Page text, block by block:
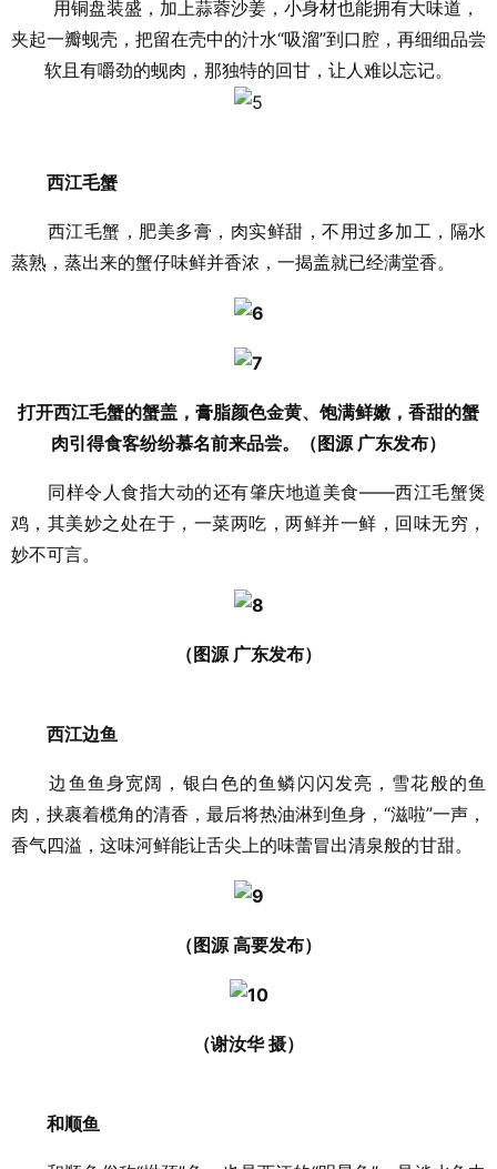
用铜盘装盛，加上蒜蓉沙姜，小身材也能拥有大味道，
夹起一瓣蚬壳，把留在壳中的汁水“吸溜”到口腔，再细细品尝
软且有嚼劲的蚬肉，那独特的回甘，让人难以忘记。
西江毛蟹
西江毛蟹，肥美多膏，肉实鲜甜，不用过多加工，隔水
蒸熟，蒸出来的蟹仔味鲜并香浓，一揭盖就已经满堂香。
打开西江毛蟹的蟹盖，膏脂颜色金黄、饱满鲜嫩，香甜的蟹
肉引得食客纷纷慕名前来品尝。（图源 广东发布）
同样令人食指大动的还有肇庆地道美食——西江毛蟹煲
鸡，其美妙之处在于，一菜两吃，两鲜并一鲜，回味无穷，
妙不可言。
（图源 广东发布）
西江边鱼
边鱼鱼身宽阔，银白色的鱼鳞闪闪发亮，雪花般的鱼
肉，挟裹着榄角的清香，最后将热油淋到鱼身，“滋啦”一声，
香气四溢，这味河鲜能让舌尖上的味蕾冒出清泉般的甘甜。
（图源 高要发布）
（谢汝华 摄）
和顺鱼